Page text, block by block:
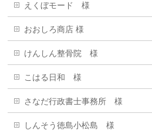
えくぼモード 様
おおしろ商店 様
けんしん整骨院 様
こはる日和 様
さなだ行政書士事務所 様
しんそう徳島小松島 様